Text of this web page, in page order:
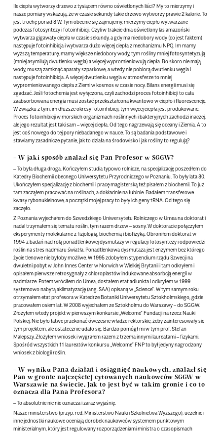
Ile ciepła wytworzy drzewo z tysiącem równo oświetlonych liści? My to mierzymy i
nasze pomiary wskazują, że w czasie sekundy takie drzewo wytworzy prawie 2 kalorie. To
jest trochę ponad 8 W. Tym obecnie się zajmujemy, mierzymy ciepło wytwarzane
podczas fotosyntezy i fotoinhibicji. Czyli w trakcie dnia oświetlony las amazoński
wytwarza gigawaty ciepła w czasie sekundy, a gdy ma niedobory wody (co jest faktem)
następuje fotoinhibicja i wytwarza dużo więcej ciepła z mechanizmu NPQ. Im mamy
wyższą temperaturę, mamy większe niedobory wody, tym rośliny mniej fotosyntetyzują
(mniej asymilują dwutlenku węgla) a więcej wypromieniowują ciepła. Bo skoro nie mają
wody, muszą zamknąć aparaty szparkowe, a wtedy nie pobiorą dwutlenku węgla i
następuje fotoinhibicja. A więcej dwutlenku węgla w atmosferze to mniej
wypromieniowanego ciepła z Ziemi w kosmos w czasie nocy. Bilans energii musi się
zgadzać. Jeśli fotochemia jest wyłączona, czyli zachodzi proces fotoinhibicji to cała
zaabsorbowana energia musi zostać przekształcona kwantowo w ciepło i fluorescencję.
W związku z tym, im dłuższe okresy fotoinhibicji, tym więcej ciepła jest produkowane.
Proces fotoinhibicji w morskich organizmach roślinnych i bakteryjnych zachodzi inaczej,
ale jego rezultat jest taki sam – więcej ciepła. Od tego nagrzewają się oceany i Ziemia. A to
jest coś nowego do tej pory niebadanego w nauce. To są badania podstawowe i
stawiamy zasadnicze pytanie, jak to działa na środowisko i jak rośliny to regulują?
– W jaki sposób znalazł się Pan Profesor w SGGW?
– To była długa droga. Kończyłem studia typowo rolnicze, na specjalizację poszedłem do
Katedry Biochemii obecnego Uniwersytetu Przyrodniczego w Poznaniu. To były lata 80.
Ukończyłem specjalizację z biochemii i pracę magisterską też pisałem z biochemii. To już
tam zacząłem pracować na roślinach, a dokładnie na łubinie. Badałem transferowe
kwasy rybonukleinowe, a początki mojej pracy to były ich geny tRNA. Od tego się
zaczęło.
Z Poznania wyjechałem do Szwedzkiego Uniwersytetu Rolniczego w Umea na doktorat i
nadal trzymałem się tematu roślin, tym razem drzew – sosny. W doktoracie połączyłem
eksperymenty molekularne z fizjologią, biochemią i biofizyką. Obroniłem doktorat w
1994 z badań nad rolą ponadtlenkowej dysmutazy w regulacji fotosyntezy i odpowiedzi
roślin na stres nadmiaru światła. Ponadtlenkowa dysmutaza jest enzymem bez którego
życie tlenowe nie byłoby możliwe. W 1995 zdobyłem stypendium rządu Szwecji na
dwuletni pobyt w John Innes Center w Norwich w Wielkiej Brytanii i tam odkryłem i
opisałem pierwsze retrosygnały z chloroplastów indukowane absorbcją energii w
nadmiarze. Potem wróciłem do Umea, dostałem etat adiunkta i odkryłem w 1999
systemowo nabytą aklimatyzację (ang. SAA) opisaną w „Science”. W tym samym roku
otrzymałem etat profesora w Katedrze Botaniki Uniwersytetu Sztokholmskiego, gdzie
pracowałem osiem lat. W 2008 wyjechałem ze Sztokholmu do Warszawy – do SGGW.
Złożyłem wtedy projekt w pierwszym konkursie „Welcome” Fundacji na rzecz Nauki
Polskiej. Nie było łatwe przekonać ówczesne władze rektorskie, żeby zainteresowały się
tym projektem, ale ostatecznie udało się. Bardzo pomógł mi w tym prof. Stefan
Malepszy. Złożyłem wniosek i wygrałem razem z trzema innymi laureatami – fizykami.
Spośród wszystkich 11 laureatów konkursu „Welcome” FNP to był jedyny nagrodzony
wniosek z biologii roślin.
– W wyniku Pana działań i osiągnięć naukowych, znalazł się
Pan w gronie najczęściej cytowanych naukowców SGGW w
Warszawie na świecie. Jak to jest być w takim gronie i co to
oznacza dla Pana Profesora?
– To absolutnie nic nie oznacza i zaraz wyjaśnię.
Nasze ministerstwo (przyp. red. Ministerstwo Nauki i Szkolnictwa Wyższego), uczelnie i
inne jednostki naukowe oceniają dorobek naukowców systemem punktowym
ministerialnym, który jest regulowany rozporządzeniami ministra o czasopismach